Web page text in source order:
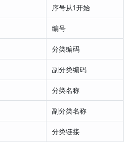
序号从1开始
编号
分类编码
副分类编码
分类名称
副分类名称
分类链接